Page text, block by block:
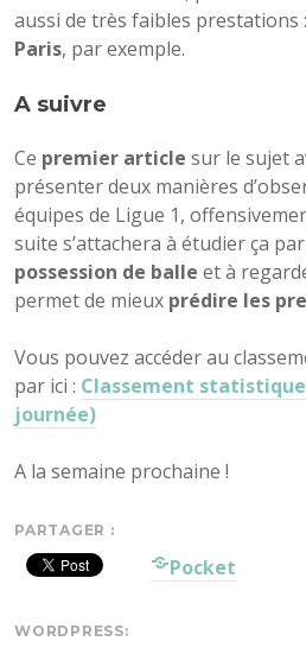
aussi de très faibles prestations
Paris, par exemple.
A suivre
Ce premier article sur le sujet
présenter deux manières
équipes de Ligue 1,
suite s’attachera à étudier ça
possession de balle et à
permet de mieux prédire les
Vous pouvez accéder au
par ici : Classement statistique
journée)
A la semaine prochaine !
PARTAGER :
Pocket
WORDPRESS: